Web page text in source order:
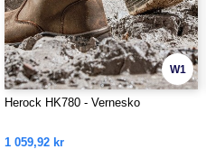
W1
Herock HK780 - Vernesko
1 059,92 kr